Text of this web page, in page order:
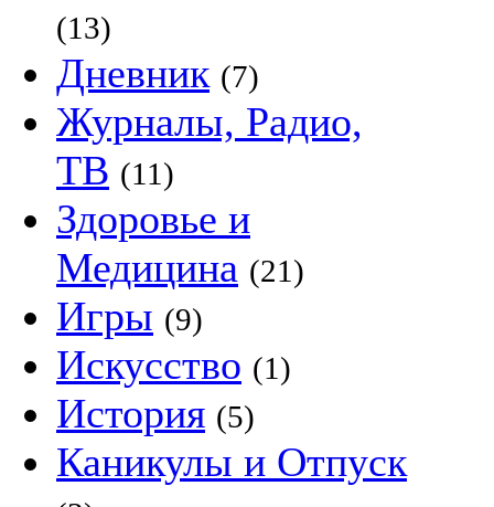
(13)
Дневник (7)
Журналы, Радио,
ТВ (11)
Здоровье и
Медицина (21)
Игры (9)
Искусство (1)
История (5)
Каникулы и Отпуск